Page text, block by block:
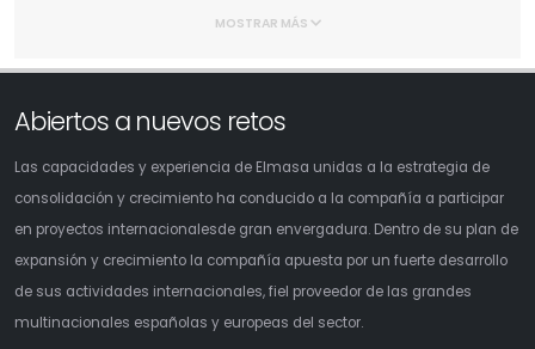
MOSTRAR MÁS
Abiertos a nuevos retos
Las capacidades y experiencia de Elmasa unidas a la estrategia de
consolidación y crecimiento ha conducido a la compañía a participar
en proyectos internacionalesde gran envergadura. Dentro de su plan de
expansión y crecimiento la compañía apuesta por un fuerte desarrollo
de sus actividades internacionales, fiel proveedor de las grandes
multinacionales españolas y europeas del sector.